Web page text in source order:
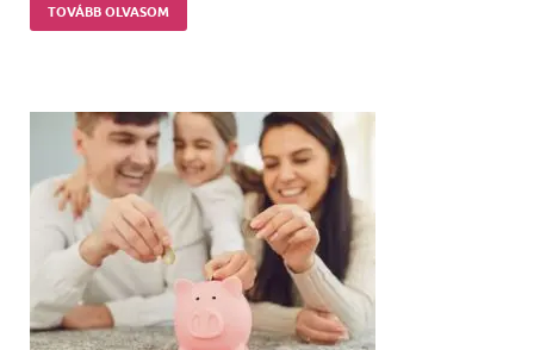
TOVÁBB OLVASOM